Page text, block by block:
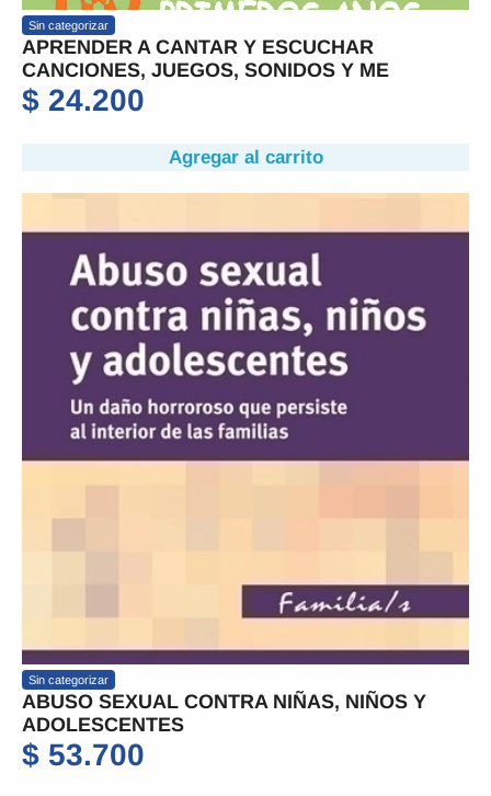
Sin categorizar
APRENDER A CANTAR Y ESCUCHAR
CANCIONES, JUEGOS, SONIDOS Y ME
$ 24.200
Agregar al carrito
Sin categorizar
ABUSO SEXUAL CONTRA NIÑAS, NIÑOS Y
ADOLESCENTES
$ 53.700